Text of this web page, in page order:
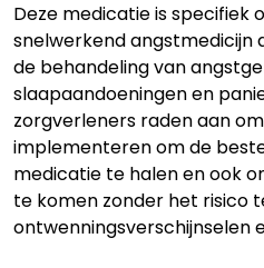
Deze medicatie is specifiek
snelwerkend angstmedicijn
de behandeling van
slaapaandoeningen en
zorgverleners raden aan
implementeren om de
medicatie te halen en ook
te komen zonder het risico
ontwenningsverschijnselen